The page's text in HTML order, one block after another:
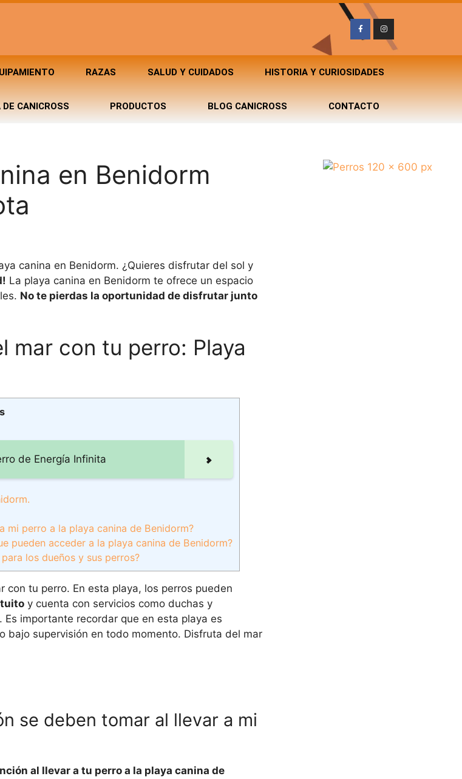
RAZAS SALUD Y CUIDADOS HISTORIA Y CURIOSIDADES
CANICROSS PRODUCTOS BLOG CANICROSS CONTACTO
en Benidorm
canina en Benidorm. ¿Quieres disfrutar del sol y
La playa canina en Benidorm te ofrece un espacio
No te pierdas la oportunidad de disfrutar junto
mar con tu perro: Playa
de Energía Infinita
mi perro a la playa canina de Benidorm?
pueden acceder a la playa canina de Benidorm?
los dueños y sus perros?
con tu perro. En esta playa, los perros pueden
y cuenta con servicios como duchas y
importante recordar que en esta playa es
bajo supervisión en todo momento. Disfruta del mar
se deben tomar al llevar a mi
al llevar a tu perro a la playa canina de